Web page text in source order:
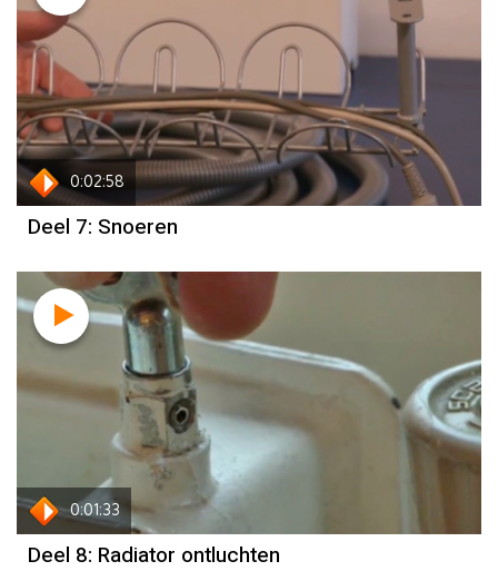
0:02:58
Deel 7: Snoeren
0:01:33
Deel 8: Radiator ontluchten